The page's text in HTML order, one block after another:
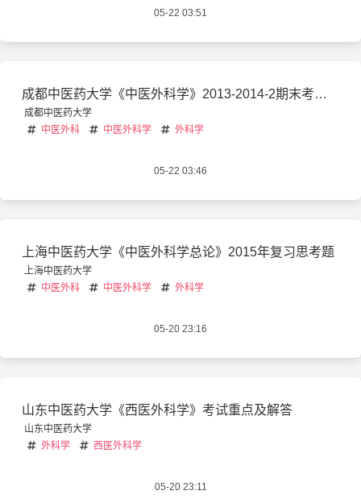
05-22 03:51
成都中医药大学《中医外科学》2013-2014-2期末考试A卷
成都中医药大学
中医外科
中医外科学 外科学
05-22 03:46
上海中医药大学《中医外科学总论》2015年复习思考题
上海中医药大学
中医外科
中医外科学 外科学
05-20 23:16
山东中医药大学《西医外科学》考试重点及解答
山东中医药大学
外科学
西医外科学
05-20 23:11